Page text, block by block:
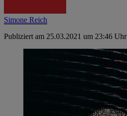
Simone Reich
Publiziert am 25.03.2021 um 23:46 Uhr